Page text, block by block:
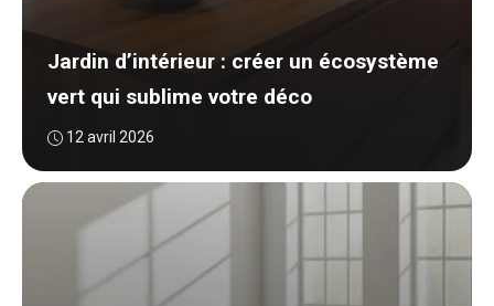
Jardin d’intérieur : créer un écosystème
vert qui sublime votre déco
12 avril 2026